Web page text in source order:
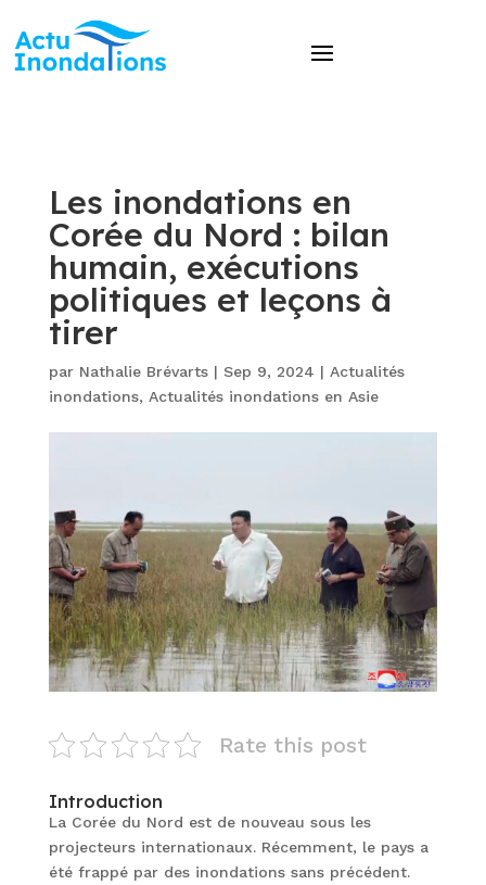
Les inondations en
Corée du Nord : bilan
humain, exécutions
politiques et leçons à
tirer
par Nathalie Brévarts| Sep 9, 2024 | Actualités
inondations, Actualités inondations en Asie
Rate this post
Introduction
La Corée du Nord est de nouveau sous les
projecteurs internationaux. Récemment, le pays a
été frappé par des inondations sans précédent.